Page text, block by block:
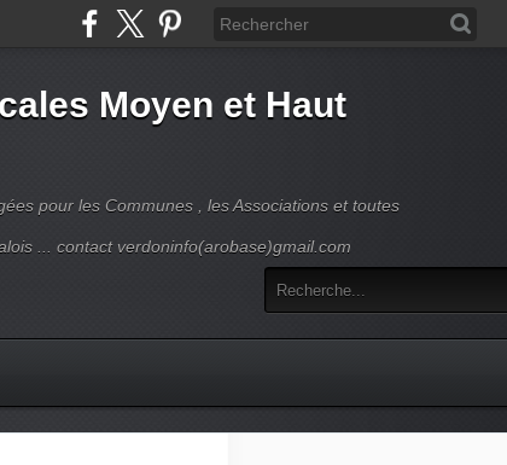
Moyen et Haut
pour les Communes , les Associations et toutes
... contact verdoninfo(arobase)gmail.com